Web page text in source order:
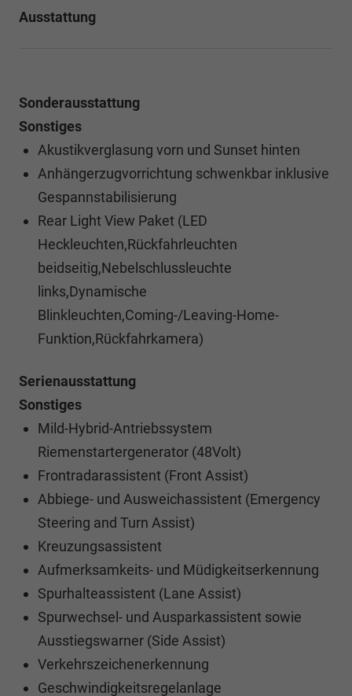
Ausstattung
Sonderausstattung
Sonstiges
Akustikverglasung vorn und Sunset hinten
Anhängerzugvorrichtung schwenkbar inklusive
Gespannstabilisierung
Rear Light View Paket (LED
Heckleuchten,Rückfahrleuchten
beidseitig,Nebelschlussleuchte
links,Dynamische
Blinkleuchten,Coming-/Leaving-Home-
Funktion,Rückfahrkamera)
Serienausstattung
Sonstiges
Mild-Hybrid-Antriebssystem
Riemenstartergenerator (48Volt)
Frontradarassistent (Front Assist)
Abbiege- und Ausweichassistent (Emergency
Steering and Turn Assist)
Kreuzungsassistent
Aufmerksamkeits- und Müdigkeitserkennung
Spurhalteassistent (Lane Assist)
Spurwechsel- und Ausparkassistent sowie
Ausstiegswarner (Side Assist)
Verkehrszeichenerkennung
Geschwindigkeitsregelanlage